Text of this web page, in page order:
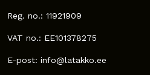
Reg. no.: 11921909
VAT no.: EE101378275
E-post: info@latakko.ee